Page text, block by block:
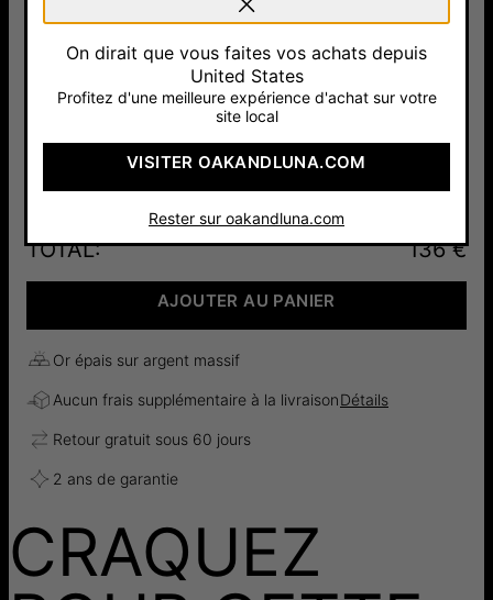
136 €
Pay with Klarna
Argent 925
Or Vermeil
18cts
136 €
TOTAL: 136 €
AJOUTER AU PANIER
Or épais sur argent massif
Aucun frais supplémentaire à la livraisonDétails
Retour gratuit sous 60 jours
2 ans de garantie
CRAQUEZ
On dirait que vous faites vos achats depuis
United States
Profitez d'une meilleure expérience d'achat sur votre
site local
VISITER OAKANDLUNA.COM
Rester sur oakandluna.com